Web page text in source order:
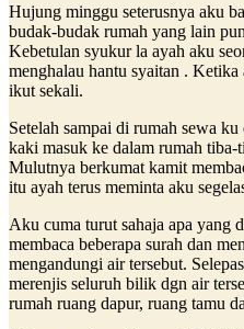
Hujung minggu seterusnya aku
budak-budak rumah yang lain
Kebetulan syukur la ayah aku
menghalau hantu syaitan .
ikut sekali.
Setelah sampai di rumah sewa
kaki masuk ke dalam rumah
Mulutnya berkumat kamit
itu ayah terus meminta aku
Aku cuma turut sahaja apa yang
membaca beberapa surah dan
mengandungi air tersebut.
merenjis seluruh bilik dgn air
rumah ruang dapur, ruang tamu